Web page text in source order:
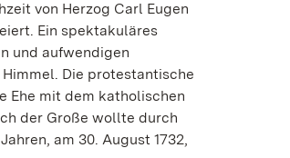
von Herzog Carl Eugen
Ein spektakuläres
und aufwendigen
Die protestantische
Ehe mit dem katholischen
der Große wollte durch
am 30. August 1732,